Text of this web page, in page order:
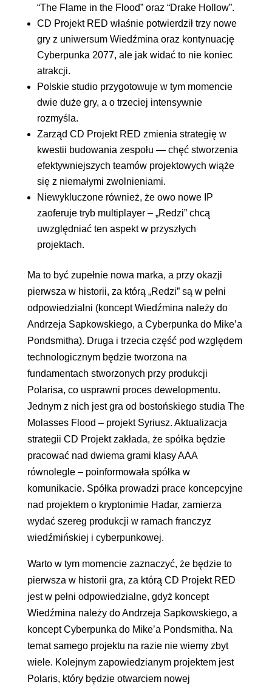
“The Flame in the Flood” oraz “Drake Hollow”.
CD Projekt RED właśnie potwierdził trzy nowe
gry z uniwersum Wiedźmina oraz kontynuację
Cyberpunka 2077, ale jak widać to nie koniec
atrakcji.
Polskie studio przygotowuje w tym momencie
dwie duże gry, a o trzeciej intensywnie
rozmyśla.
Zarząd CD Projekt RED zmienia strategię w
kwestii budowania zespołu — chęć stworzenia
efektywniejszych teamów projektowych wiąże
się z niemałymi zwolnieniami.
Niewykluczone również, że owo nowe IP
zaoferuje tryb multiplayer – „Redzi” chcą
uwzględniać ten aspekt w przyszłych
projektach.
Ma to być zupełnie nowa marka, a przy okazji
pierwsza w historii, za którą „Redzi” są w pełni
odpowiedzialni (koncept Wiedźmina należy do
Andrzeja Sapkowskiego, a Cyberpunka do Mike’a
Pondsmitha). Druga i trzecia część pod względem
technologicznym będzie tworzona na
fundamentach stworzonych przy produkcji
Polarisa, co usprawni proces dewelopmentu.
Jednym z nich jest gra od bostońskiego studia The
Molasses Flood – projekt Syriusz. Aktualizacja
strategii CD Projekt zakłada, że spółka będzie
pracować nad dwiema grami klasy AAA
równolegle – poinformowała spółka w
komunikacie. Spółka prowadzi prace koncepcyjne
nad projektem o kryptonimie Hadar, zamierza
wydać szereg produkcji w ramach franczyz
wiedźmińskiej i cyberpunkowej.
Warto w tym momencie zaznaczyć, że będzie to
pierwsza w historii gra, za którą CD Projekt RED
jest w pełni odpowiedzialne, gdyż koncept
Wiedźmina należy do Andrzeja Sapkowskiego, a
koncept Cyberpunka do Mike’a Pondsmitha. Na
temat samego projektu na razie nie wiemy zbyt
wiele. Kolejnym zapowiedzianym projektem jest
Polaris, który będzie otwarciem nowej